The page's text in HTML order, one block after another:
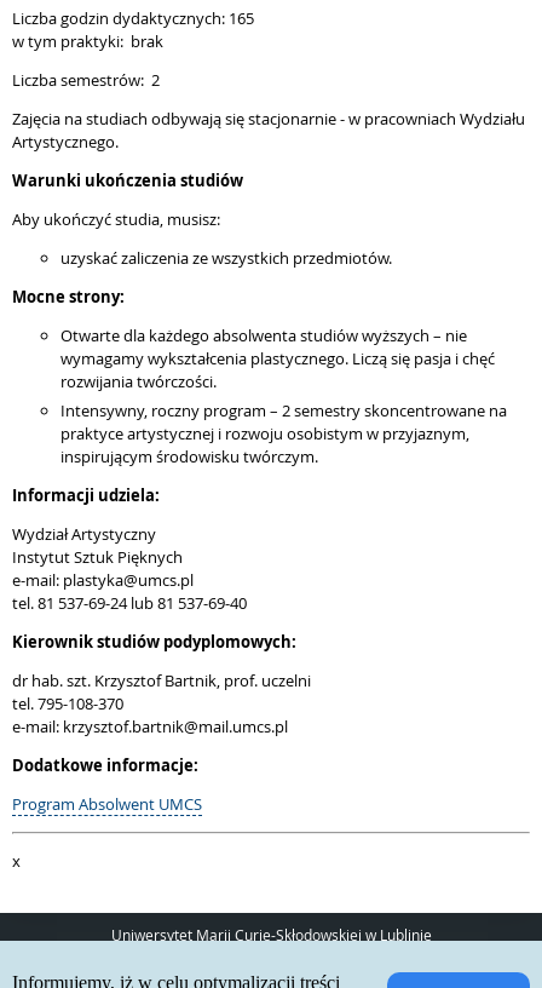
Liczba godzin dydaktycznych: 165
w tym praktyki: brak
Liczba semestrów: 2
Zajęcia na studiach odbywają się stacjonarnie - w pracowniach Wydziału
Artystycznego.
Warunki ukończenia studiów
Aby ukończyć studia, musisz:
uzyskać zaliczenia ze wszystkich przedmiotów.
Mocne strony:
Otwarte dla każdego absolwenta studiów wyższych – nie
wymagamy wykształcenia plastycznego. Liczą się pasja i chęć
rozwijania twórczości.
Intensywny, roczny program – 2 semestry skoncentrowane na
praktyce artystycznej i rozwoju osobistym w przyjaznym,
inspirującym środowisku twórczym.
Informacji udziela:
Wydział Artystyczny
Instytut Sztuk Pięknych
e-mail: plastyka@umcs.pl
tel. 81 537-69-24 lub 81 537-69-40
Kierownik studiów podyplomowych:
dr hab. szt. Krzysztof Bartnik, prof. uczelni
tel. 795-108-370
e-mail: krzysztof.bartnik@mail.umcs.pl
Dodatkowe informacje:
Program Absolwent UMCS
x
Uniwersytet Marii Curie-Skłodowskiej w Lublinie
20-031 Lublin
Informujemy, iż w celu optymalizacji treści